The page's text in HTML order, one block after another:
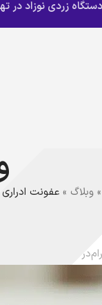
نوزاد در تهران و کرج (زیر ۱
» وبلاگ » عفونت
اهمیت
در تاریخ 2025-07-13